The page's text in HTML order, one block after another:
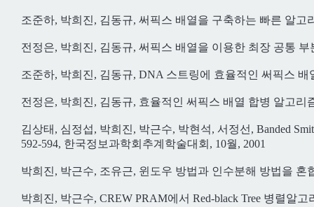
조준하, 박희진, 김동규, 써픽스 배열을 구축하는 빠른 알고
전정은, 박희진, 김동규, 써픽스 배열을 이용한 최장 공통
조준하, 박희진, 김동규, DNA 스트링에 효율적인 써픽스
전정은, 박희진, 김동규, 효율적인 써픽스 배열 합병 알고리
김상태, 심정섭, 박희진, 박근수, 박현석, 서정선, Banded
592-594, 한국정보과학회추계학술대회, 10월, 2001
박희진, 박근수, 조유근, 윈도우 방법과 인수분해 방법을 혼
박희진, 박근수, CREW PRAM에서 Red-black Tree 병렬알